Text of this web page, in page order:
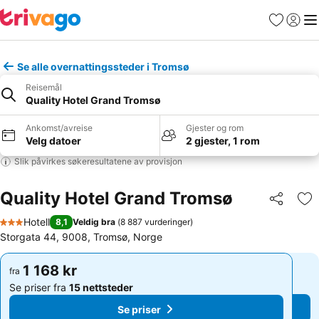
Favoritter
Logg
Se alle overnattingssteder i Tromsø
Reisemål
Quality Hotel Grand Tromsø
Ankomst/avreise
Velg datoer
Gjester og rom
2 gjester, 1 rom
Slik påvirkes søkeresultatene av provisjon
Quality Hotel Grand Tromsø Del
3 Stjerner
Hotell 8,1 Veldig bra (8 887 vurderinger)
Storgata 44, 9008, Tromsø, Norge
fra 1 168 kr
Se priser fra 15 nettsteder
Se priser
fra 1 168 kr
Se priser fra 15 nettsteder
Se priser